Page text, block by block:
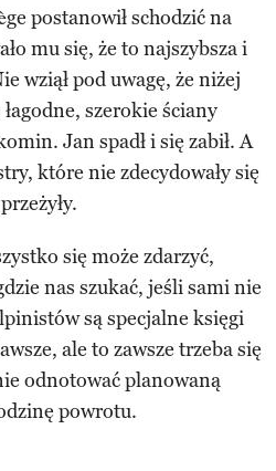
postanowił schodzić na
mu się, że to najszybsza i
wziął pod uwagę, że niżej
szerokie ściany
Jan spadł i się zabił. A
które nie zdecydowały się
się może zdarzyć,
nas szukać, jeśli sami nie
są specjalne księgi
ale to zawsze trzeba się
odnotować planowaną
powrotu.